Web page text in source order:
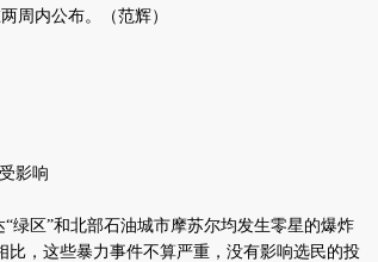
周内公布。（范辉）
影响
区”和北部石油城市摩苏尔均发生零星的爆炸
，这些暴力事件不算严重，没有影响选民的投